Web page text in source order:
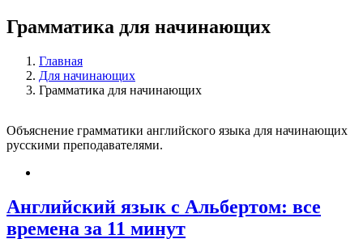
Грамматика для начинающих
Главная
Для начинающих
Грамматика для начинающих
Объяснение грамматики английского языка для начинающих
русскими преподавателями.
Английский язык с Альбертом: все
времена за 11 минут